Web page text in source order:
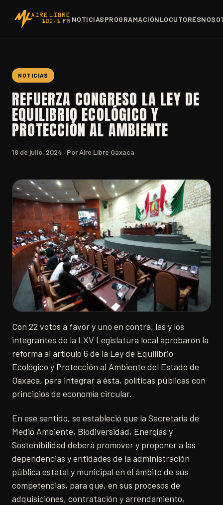
NOTICIASPROGRAMACIÓNLOCUTORES
NOTICIAS
REFUERZA CONGRESO LA LEY DE
EQUILIBRIO ECOLÓGICO Y
PROTECCIÓN AL AMBIENTE
18 de julio, 2024 · Por Aire Libre Oaxaca
Con 22 votos a favor y uno en contra, las y los
integrantes de la LXV Legislatura local aprobaron la
reforma al artículo 6 de la Ley de Equilibrio
Ecológico y Protección al Ambiente del Estado de
Oaxaca, para integrar a ésta, políticas públicas con
principios de economía circular.
En ese sentido, se estableció que la Secretaría de
Medio Ambiente, Biodiversidad, Energías y
Sostenibilidad deberá promover y proponer a las
dependencias y entidades de la administración
pública estatal y municipal en el ámbito de sus
competencias, para que, en sus procesos de
adquisiciones, contratación y arrendamiento,